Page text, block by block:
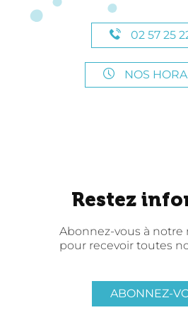
02 57 25
NOS
Restez
Abonnez-vous à notre
pour recevoir toutes
ABONNEZ-